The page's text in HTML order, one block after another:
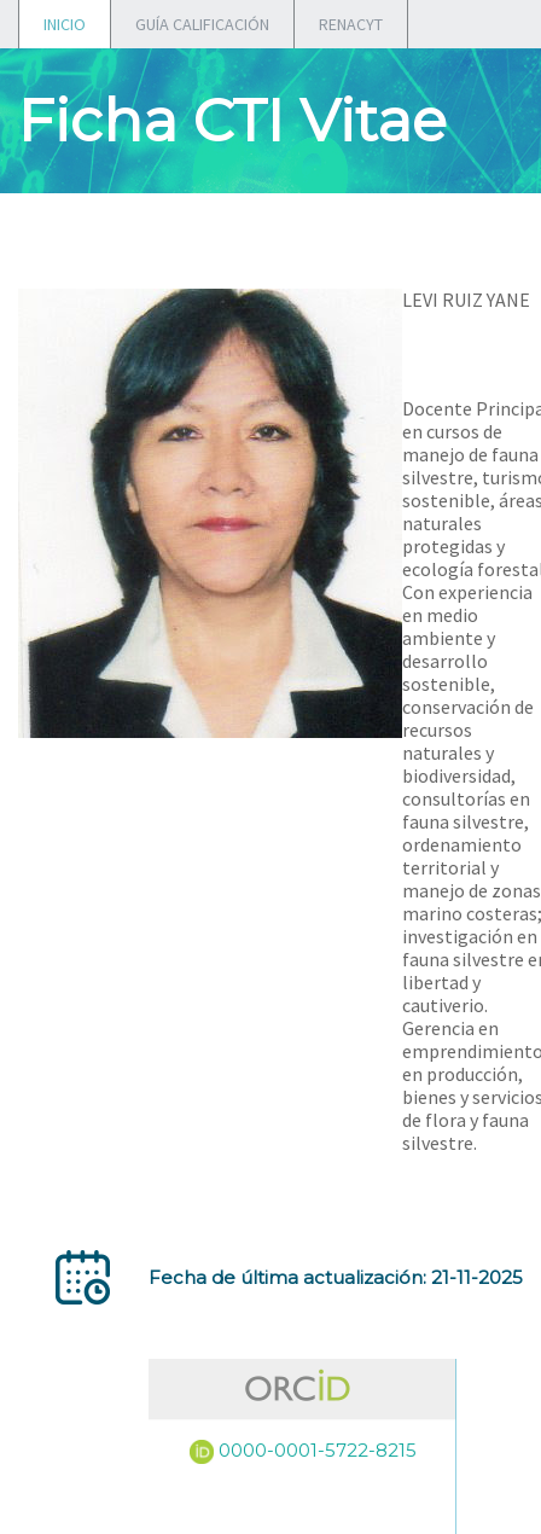
INICIO GUÍA CALIFICACIÓN RENACYT
Ficha CTI Vitae
LEVI RUIZ YANE
Docente
en cursos de
manejo de fauna
silvestre,
sostenible,
naturales
protegidas y
ecología
Con experiencia
en medio
ambiente y
desarrollo
sostenible,
conservación de
recursos
naturales y
biodiversidad,
consultorías en
fauna silvestre,
ordenamiento
territorial y
manejo de zonas
marino costeras;
investigación en
fauna silvestre
libertad y
cautiverio.
Gerencia en
en producción,
bienes y
de flora y fauna
silvestre.
Fecha de última actualización: 21-11-2025
0000-0001-5722-8215